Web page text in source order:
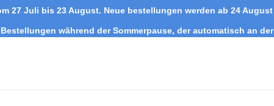
27 Juli bis 23 August. Neue bestellungen werden ab 24
während der Sommerpause, der automatisch an